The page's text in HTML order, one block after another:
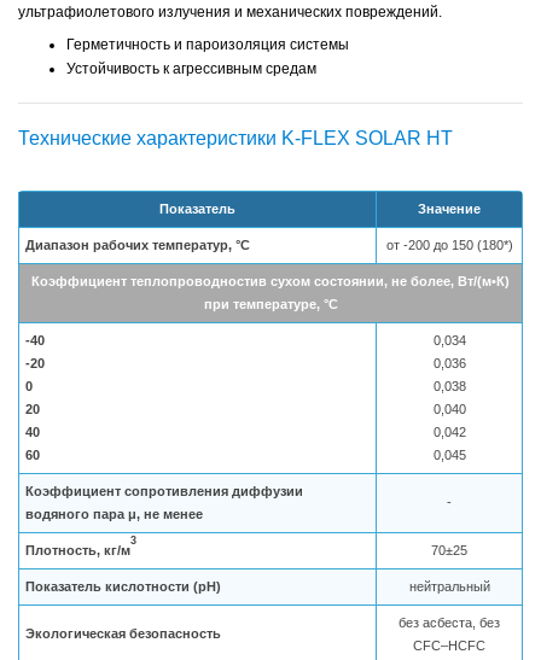
ультрафиолетового излучения и механических повреждений.
Герметичность и пароизоляция системы
Устойчивость к агрессивным средам
Технические характеристики K-FLEX SOLAR HT
Показатель Значение
Диапазон рабочих температур, °С от -200 до 150 (180*)
Коэффициент теплопроводностив сухом состоянии, не более, Вт/(м•К)
при температуре, °С
-40
-20
0
20
40
60
0,034
0,036
0,038
0,040
0,042
0,045
Коэффициент сопротивления диффузии
водяного пара μ, не менее
-
Плотность, кг/м
3
70±25
Показатель кислотности (pH) нейтральный
Экологическая безопасность
без асбеста, без
CFC–HCFC